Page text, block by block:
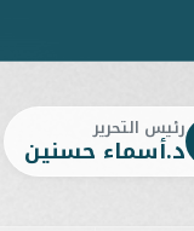
رئيس التحرير
د.أسماء حسنين